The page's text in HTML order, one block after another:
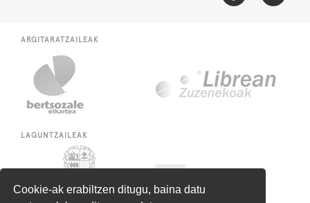
Cookie-ak erabiltzen ditugu, baina datu
ARGITARATZAILEAK
LAGUNTZAILEAK